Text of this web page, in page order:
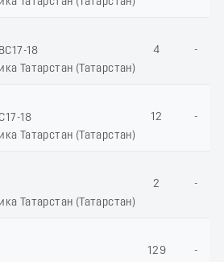
18
Татарстан (Татарстан)
4 -
18
Татарстан (Татарстан)
12 -
Татарстан (Татарстан)
2 -
129 -